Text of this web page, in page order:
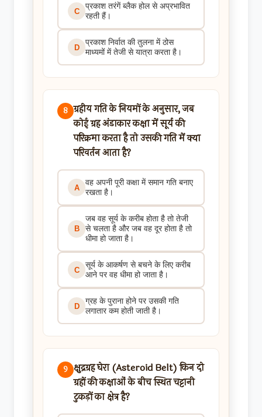
C
प्रकाश तरंगें ब्लैक होल से अप्रभावित
रहती हैं।
D
प्रकाश निर्वात की तुलना में ठोस
माध्यमों में तेजी से यात्रा करता है।
8 ग्रहीय गति के नियमों के अनुसार, जब
कोई ग्रह अंडाकार कक्षा में सूर्य की
परिक्रमा करता है तो उसकी गति में क्या
परिवर्तन आता है?
A
वह अपनी पूरी कक्षा में समान गति बनाए
रखता है।
B
जब वह सूर्य के करीब होता है तो तेजी
से चलता है और जब वह दूर होता है तो
धीमा हो जाता है।
C
सूर्य के आकर्षण से बचने के लिए करीब
आने पर वह धीमा हो जाता है।
D
ग्रह के पुराना होने पर उसकी गति
लगातार कम होती जाती है।
9 क्षुद्रग्रह घेरा (Asteroid Belt) किन दो
ग्रहों की कक्षाओं के बीच स्थित चट्टानी
टुकड़ों का क्षेत्र है?